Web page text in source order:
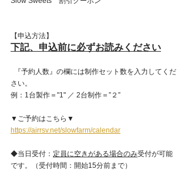
【申込方法】
下記、申込前に必ずお読みください
さい。
例：1台製作＝"1" ／ 2台制作＝”２”
▼ご予約はこちら▼
https://airrsv.net/slowfarm/calendar
◆当日受付： 定員に空きがある場合のみ受付が可能
です。（受付時間：開始15分前まで）